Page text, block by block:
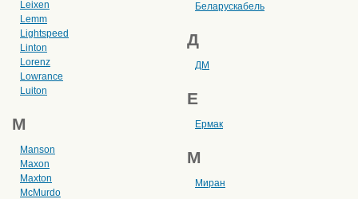
Leixen
Lemm
Lightspeed
Linton
Lorenz
Lowrance
Luiton
M
Manson
Maxon
Maxton
McMurdo
Беларускабель
Д
ДМ
Е
Ермак
М
Миран